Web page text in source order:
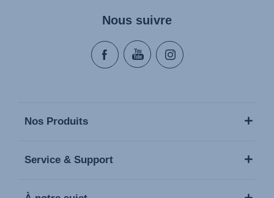
Nous suivre
Nos Produits
Service & Support